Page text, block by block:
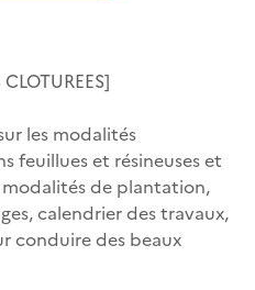
les modalités
feuillues et résineuses et
de plantation,
calendrier des travaux,
conduire des beaux